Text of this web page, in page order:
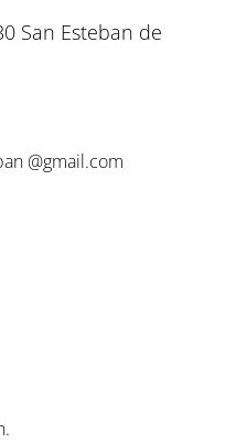
San Esteban de
@gmail.com